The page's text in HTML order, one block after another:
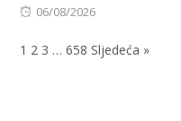
Posted
06/08/2026
1 2 3 … 658 Sljedeća »